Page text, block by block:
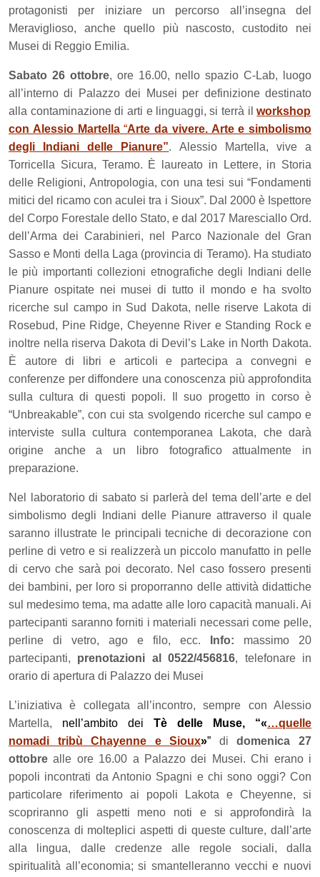
protagonisti per iniziare un percorso all’insegna del
Meraviglioso, anche quello più nascosto, custodito nei
Musei di Reggio Emilia.
Sabato 26 ottobre, ore 16.00, nello spazio C-Lab, luogo
all’interno di Palazzo dei Musei per definizione destinato
alla contaminazione di arti e linguaggi,si terrà ilworkshop
con Alessio Martella “Arte da vivere. Arte e simbolismo
degli Indiani delle Pianure”. Alessio Martella, vive a
Torricella Sicura, Teramo. È laureato in Lettere, in Storia
delle Religioni, Antropologia, con una tesi sui “Fondamenti
mitici del ricamo con aculei tra i Sioux”. Dal 2000 è Ispettore
del Corpo Forestale dello Stato, e dal 2017 Maresciallo Ord.
dell’Arma dei Carabinieri, nel Parco Nazionale del Gran
Sasso e Monti della Laga (provincia di Teramo). Ha studiato
le più importanti collezioni etnografiche degli Indiani delle
Pianure ospitate nei musei di tutto il mondo e ha svolto
ricerche sul campo in Sud Dakota, nelle riserve Lakota di
Rosebud, Pine Ridge, Cheyenne River e Standing Rock e
inoltre nella riserva Dakota di Devil’s Lake in North Dakota.
È autore di libri e articoli e partecipa a convegni e
conferenze per diffondere una conoscenza più approfondita
sulla cultura di questi popoli. Il suo progetto in corso è
“Unbreakable”, con cui sta svolgendo ricerche sul campo e
interviste sulla cultura contemporanea Lakota, che darà
origine anche a un libro fotografico attualmente in
preparazione.
Nel laboratorio di sabato si parlerà del tema dell’arte e del
simbolismo degli Indiani delle Pianure attraverso il quale
saranno illustrate le principali tecniche di decorazione con
perline di vetro e si realizzerà un piccolo manufatto in pelle
di cervo che sarà poi decorato. Nel caso fossero presenti
dei bambini, per loro si proporranno delle attività didattiche
sul medesimo tema, ma adatte alle loro capacità manuali. Ai
partecipanti saranno forniti i materiali necessari come pelle,
perline di vetro, ago e filo, ecc.
Info: massimo 20
partecipanti, prenotazioni al 0522/456816, telefonare in
orario di apertura di Palazzo dei Musei
L’iniziativa è collegata all’incontro, sempre con Alessio
Martell a, nell’ambito dei Tè delle Muse, “«…quelle
nomadi tribù Chayenne e Sioux»” di domenica 27
ottobre alle ore 16.00 a Palazzo dei Musei.Chi erano i
popoli incontrati da Antonio Spagni e chi sono oggi? Con
particolare riferimento ai popoli Lakota e Cheyenne, si
scopriranno gli aspetti meno noti e si approfondirà la
conoscenza di molteplici aspetti di queste culture, dall’arte
alla lingua, dalle credenze alle regole sociali, dalla
spiritualità all’economia; si smantelleranno vecchi e nuovi